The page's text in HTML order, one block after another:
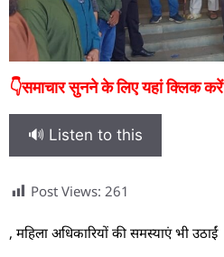
👇समाचार सुनने के लिए यहां क्लिक करें
🔊 Listen to this
Post Views: 261
, महिला अधिकारियों की समस्याएं भी उठाईं